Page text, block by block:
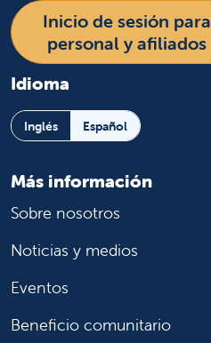
Inicio de sesión para
personal y afiliados
Idioma
Inglés Español
Más información
Sobre nosotros
Noticias y medios
Eventos
Beneficio comunitario